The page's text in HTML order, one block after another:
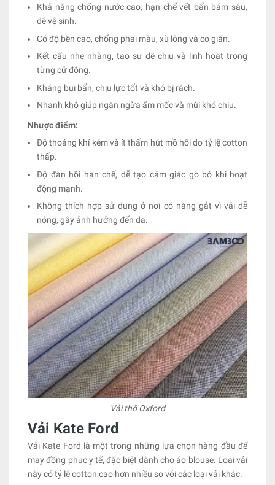
Khả năng chống nước cao, hạn chế vết bẩn bám sâu,
dễ vệ sinh.
Có độ bền cao, chống phai màu, xù lông và co giãn.
Kết cấu nhẹ nhàng, tạo sự dễ chịu và linh hoạt trong
từng cử động.
Kháng bụi bẩn, chịu lực tốt và khó bị rách.
Nhanh khô giúp ngăn ngừa ẩm mốc và mùi khó chịu.
Nhược điểm:
Độ thoáng khí kém và ít thấm hút mồ hôi do tỷ lệ cotton
thấp.
Độ đàn hồi hạn chế, dễ tạo cảm giác gò bó khi hoạt
động mạnh.
Không thích hợp sử dụng ở nơi có nắng gắt vì vải dễ
nóng, gây ảnh hưởng đến da.
Vải thô Oxford
Vải Kate Ford
Vải Kate Ford là một trong những lựa chọn hàng đầu để
may đồng phục y tế, đặc biệt dành cho áo blouse. Loại vải
này có tỷ lệ cotton cao hơn nhiều so với các loại vải khác.